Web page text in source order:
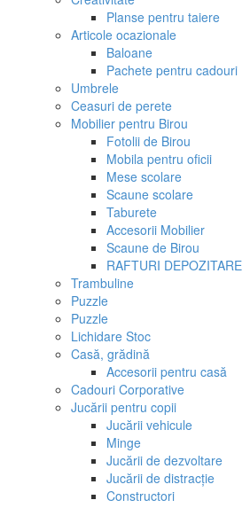
Planse pentru taiere
Articole ocazionale
Baloane
Pachete pentru cadouri
Umbrele
Ceasuri de perete
Mobilier pentru Birou
Fotolii de Birou
Mobila pentru oficii
Mese scolare
Scaune scolare
Taburete
Accesorii Mobilier
Scaune de Birou
RAFTURI DEPOZITARE
Trambuline
Puzzle
Puzzle
Lichidare Stoc
Casă, grădină
Accesorii pentru casă
Cadouri Corporative
Jucării pentru copii
Jucării vehicule
Minge
Jucării de dezvoltare
Jucării de distracție
Constructori